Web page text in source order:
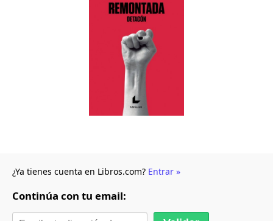
¿Ya tienes cuenta en Libros.com? Entrar »
Continúa con tu email: